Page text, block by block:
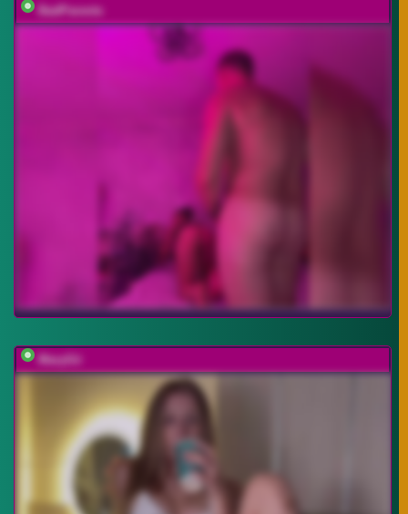
BadParents
MaryGii